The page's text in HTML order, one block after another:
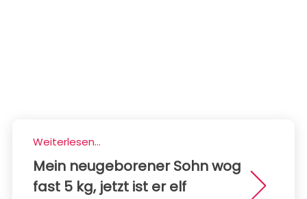
Weiterlesen...
Mein neugeborener Sohn wog
fast 5 kg, jetzt ist er elf